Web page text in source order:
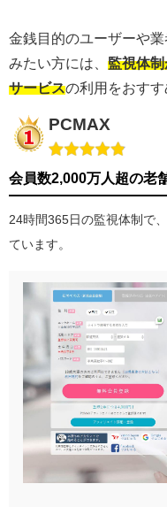
金銭目的のユーザーや
みたい方には、 監視体
サービスの利用をおすす
PCMAX
会員数2,000万人超の老
24時間365日の監視体制で
ています。